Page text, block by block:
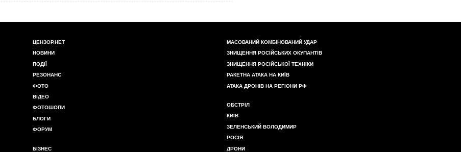
ЦЕНЗОР.НЕТ
НОВИНИ
ПОДІЇ
РЕЗОНАНС
ФОТО
ВІДЕО
ФОТОШОПИ
БЛОГИ
ФОРУМ
БІЗНЕС
МАСОВАНИЙ КОМБІНОВАНИЙ УДАР
ЗНИЩЕННЯ РОСІЙСЬКИХ ОКУПАНТІВ
ЗНИЩЕННЯ РОСІЙСЬКОЇ ТЕХНІКИ
РАКЕТНА АТАКА НА КИЇВ
АТАКА ДРОНІВ НА РЕГІОНИ РФ
ОБСТРІЛ
КИЇВ
ЗЕЛЕНСЬКИЙ ВОЛОДИМИР
РОСІЯ
ДРОНИ